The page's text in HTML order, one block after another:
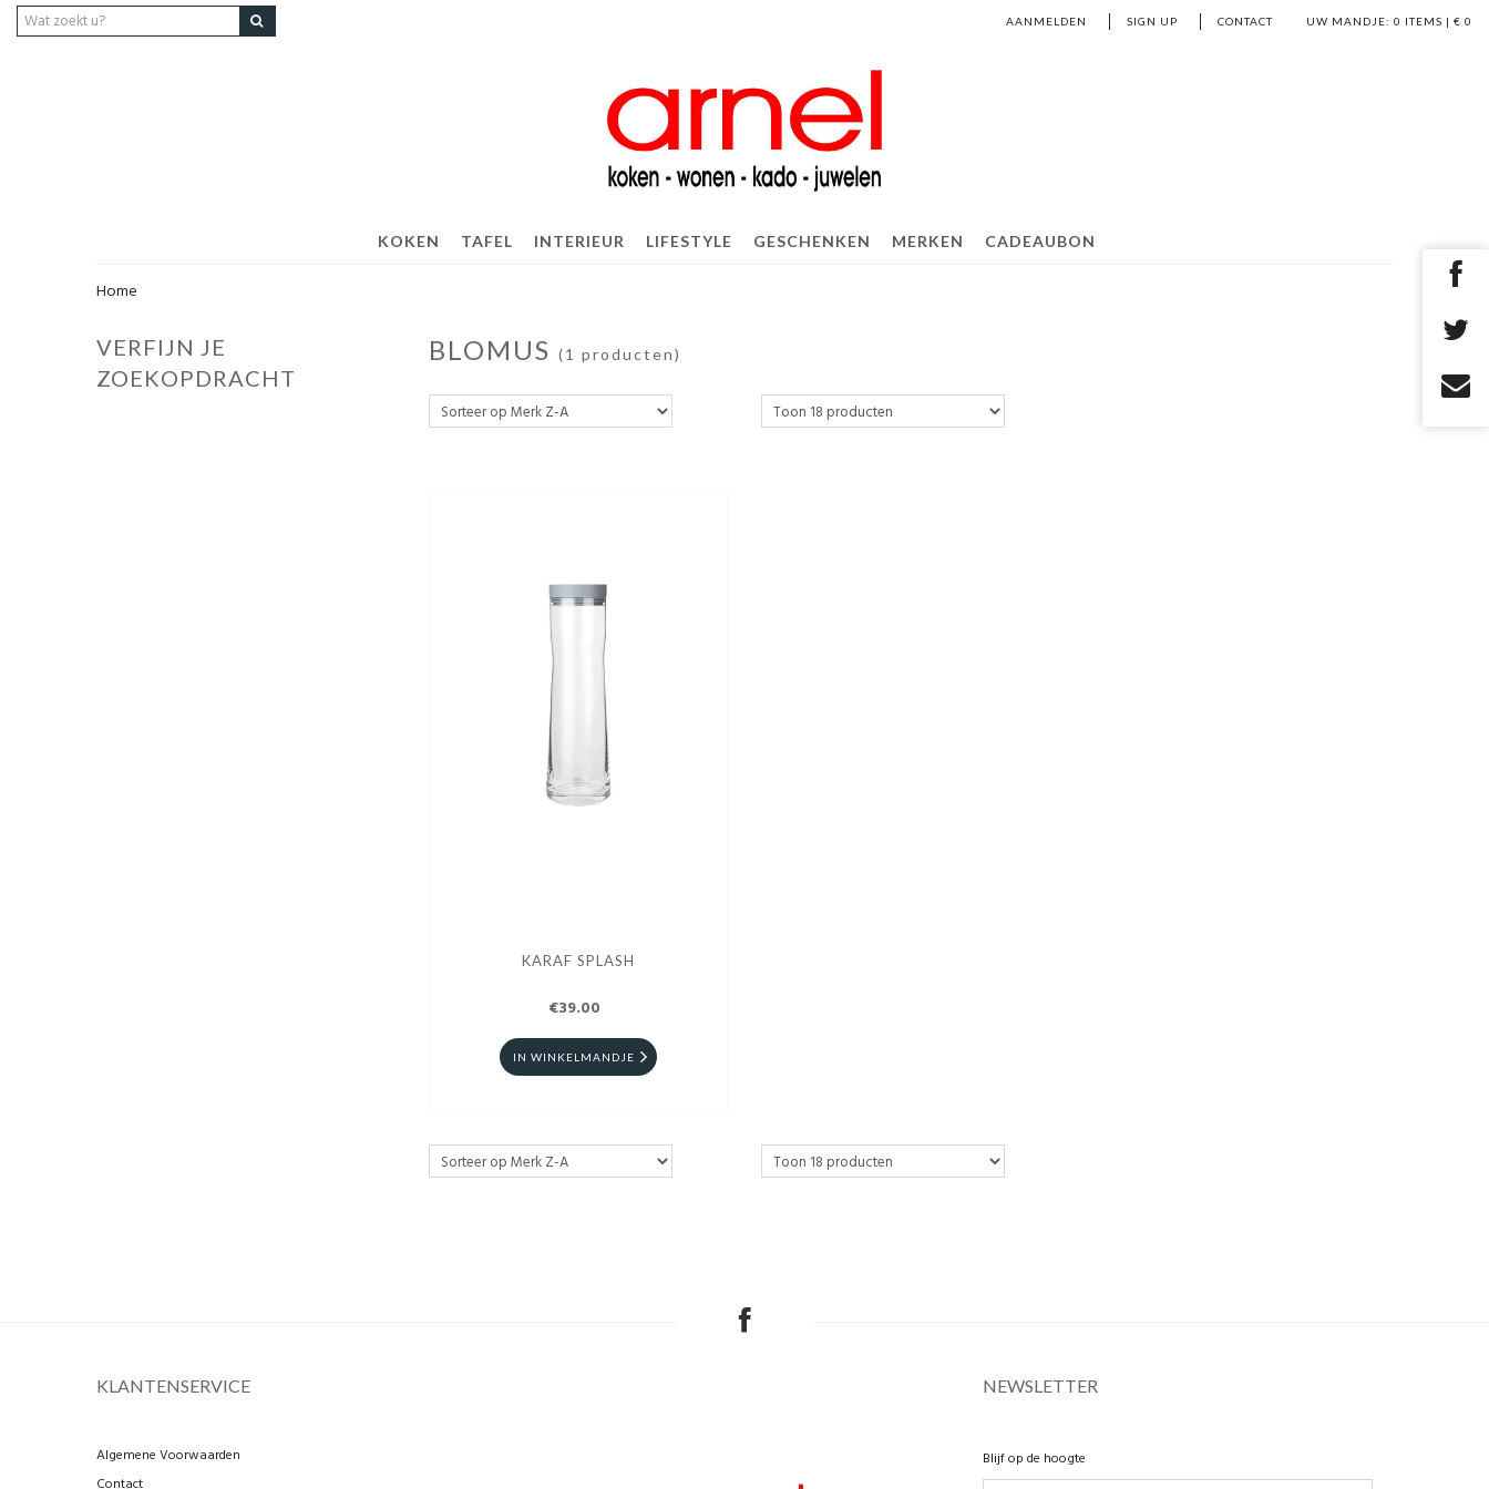
UW MANDJE: 0 ITEMS | € 0
AANMELDEN SIGN UP CONTACT
KOKEN TAFEL INTERIEUR LIFESTYLE GESCHENKEN MERKEN CADEAUBON
Home
VERFIJN JE
ZOEKOPDRACHT
BLOMUS (1 producten)
KARAF SPLASH
€39.00
IN WINKELMANDJE
KLANTENSERVICE
Algemene Voorwaarden
NEWSLETTER
Blijf op de hoogte